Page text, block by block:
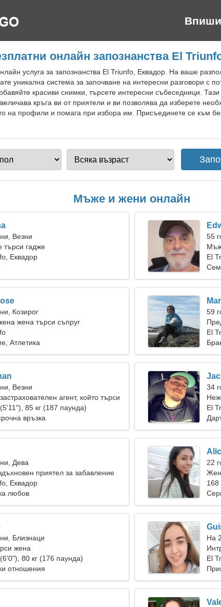
онлайн запознанства El
услуга за запознанства El Triunfo, Еквадор. На ваше
уникална система за започване на интересни разговори с
красиви снимки, търсете интересни събеседници.
кръга ви от приятели и ви позволява да изберете
на профили и помага при избора им. Присъединете се към
Мъже и жени онлайн
Везни
търси гадже
Еквадор
55
El
Козирог
жена търси съпруг
Атлетика
59
El
Везни
агент, който търси
жена85 кг (187 паунда)
връзка
34
El
Дева
приятел за забавление
Еквадор
любов
22
168
Близнаци
жена
80 кг (176 паунда)
отношения
На
El